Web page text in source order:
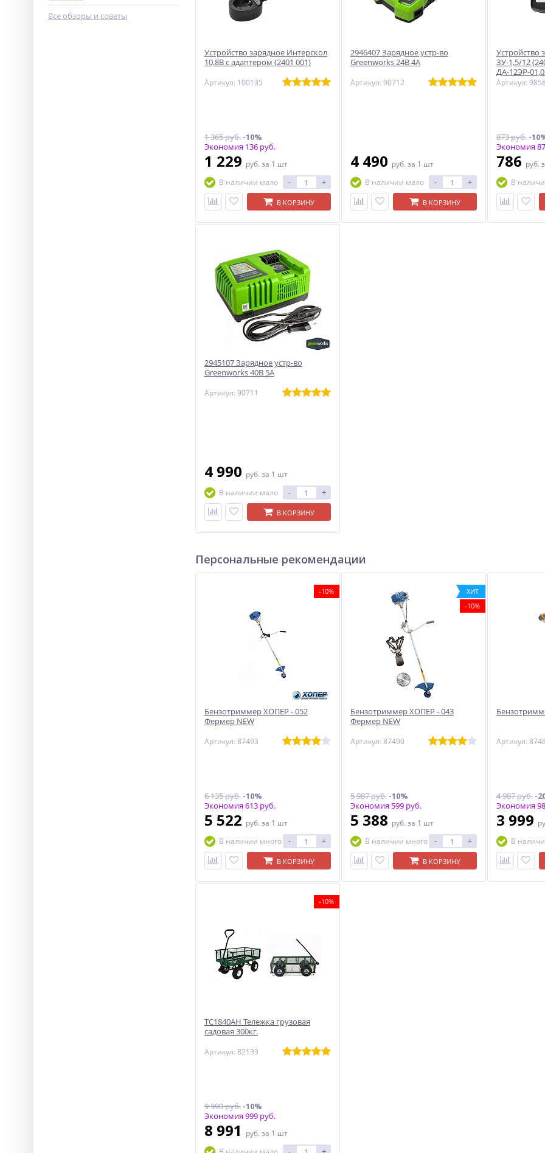
Все обзоры и советы
Устройство зарядное Интерскол
10,8В с адаптером (2401 001)
Артикул: 100135
1 365 руб.-10%
Экономия 136 руб.
1 229 руб. за 1 шт
В наличии мало
- +
В КОРЗИНУ
2946407 Зарядное устр-во
Greenworks 24B 4А
Артикул: 90712
4 490 руб. за 1 шт
В наличии мало
- +
В КОРЗИНУ
Устройство
ЗУ-1,5/12
ДА-12ЭР-
Артикул:
873 руб.-
Экономия
786 руб.
В
2945107 Зарядное устр-во
Greenworks 40B 5А
Артикул: 90711
4 990 руб. за 1 шт
В наличии мало
- +
В КОРЗИНУ
Персональные рекомендации
-10%
Бензотриммер ХОПЕР - 052
Фермер NEW
Артикул: 87493
6 135 руб.-10%
Экономия 613 руб.
5 522 руб. за 1 шт
В наличии много
- +
В КОРЗИНУ
ХИТ
-10%
Бензотриммер ХОПЕР - 043
Фермер NEW
Артикул: 87490
5 987 руб.-10%
Экономия 599 руб.
5 388 руб. за 1 шт
В наличии много
- +
В КОРЗИНУ
Артикул:
4 987 руб.-
Экономия
3 999
В
-10%
ТС1840АН Тележка грузовая
садовая 300кг.
Артикул: 82133
9 990 руб.-10%
Экономия 999 руб.
8 991 руб. за 1 шт